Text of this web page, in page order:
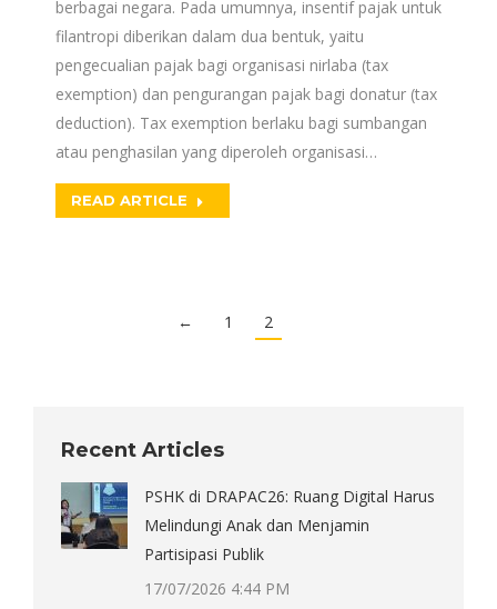
berbagai negara. Pada umumnya, insentif pajak untuk
filantropi diberikan dalam dua bentuk, yaitu
pengecualian pajak bagi organisasi nirlaba (tax
exemption) dan pengurangan pajak bagi donatur (tax
deduction). Tax exemption berlaku bagi sumbangan
atau penghasilan yang diperoleh organisasi…
READ ARTICLE
← 1 2
Recent Articles
PSHK di DRAPAC26: Ruang Digital Harus
Melindungi Anak dan Menjamin
Partisipasi Publik
17/07/2026 4:44 PM